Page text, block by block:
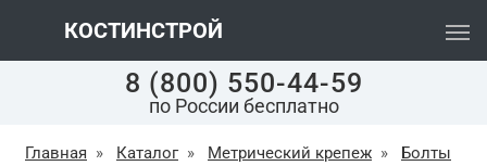
КОСТИНСТРОЙ
8 (800) 550-44-59
по России бесплатно
Главная » Каталог » Метрический крепеж »
Болты